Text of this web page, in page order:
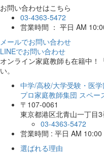
お問い合わせはこちら
03-4363-5472
営業時間 ： 平日 AM
メールでお問い合わせ
LINEでお問い合わせ
オンライン家庭教師も在籍中！
い。
中学/高校/大学受験・医
プロ家庭教師集団 スペー
〒107-0061
東京都港区北青山一丁
03-4363-5472
営業時間 : 平日 AM
選ばれる理由